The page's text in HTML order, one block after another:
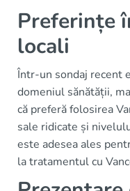
Preferințe
locali
Într-un sondaj recent
domeniul sănătății,
că preferă folosirea
sale ridicate și
este adesea ales
la tratamentul cu